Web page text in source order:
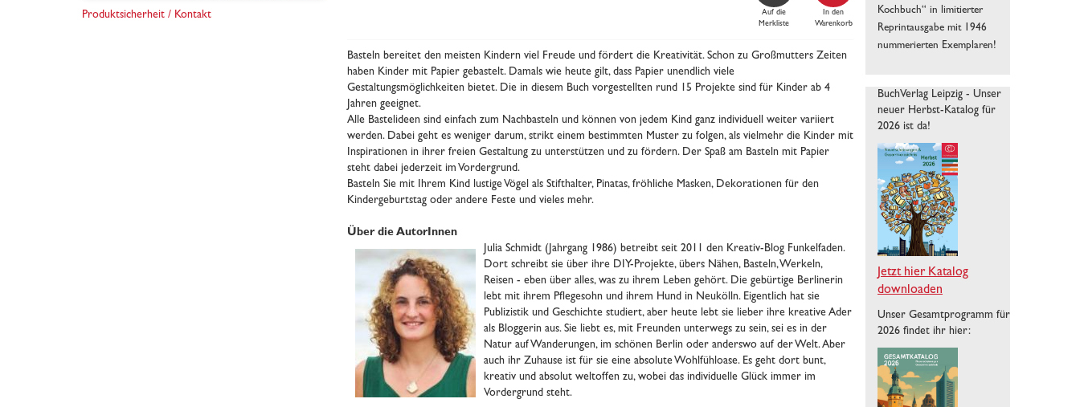
Produktsicherheit / Kontakt
Auf die
Merkliste
In den
Warenkorb
Basteln bereitet den meisten Kindern viel Freude und fördert die Kreativität. Schon zu Großmutters Zeiten
haben Kinder mit Papier gebastelt. Damals wie heute gilt, dass Papier unendlich viele
Gestaltungsmöglichkeiten bietet. Die in diesem Buch vorgestellten rund 15 Projekte sind für Kinder ab 4
Jahren geeignet.
Alle Bastelideen sind einfach zum Nachbasteln und können von jedem Kind ganz individuell weiter variiert
werden. Dabei geht es weniger darum, strikt einem bestimmten Muster zu folgen, als vielmehr die Kinder mit
Inspirationen in ihrer freien Gestaltung zu unterstützen und zu fördern. Der Spaß am Basteln mit Papier
steht dabei jederzeit im Vordergrund.
Basteln Sie mit Ihrem Kind lustige Vögel als Stifthalter, Pinatas, fröhliche Masken, Dekorationen für den
Kindergeburtstag oder andere Feste und vieles mehr.
Über die AutorInnen
Julia Schmidt (Jahrgang 1986) betreibt seit 2011 den Kreativ-Blog Funkelfaden.
Dort schreibt sie über ihre DIY-Projekte, übers Nähen, Basteln, Werkeln,
Reisen - eben über alles, was zu ihrem Leben gehört. Die gebürtige Berlinerin
lebt mit ihrem Pflegesohn und ihrem Hund in Neukölln. Eigentlich hat sie
Publizistik und Geschichte studiert, aber heute lebt sie lieber ihre kreative Ader
als Bloggerin aus. Sie liebt es, mit Freunden unterwegs zu sein, sei es in der
Natur auf Wanderungen, im schönen Berlin oder anderswo auf der Welt. Aber
auch ihr Zuhause ist für sie eine absolute Wohlfühloase. Es geht dort bunt,
kreativ und absolut weltoffen zu, wobei das individuelle Glück immer im
Vordergrund steht.
Kochbuch“ in limitierter
Reprintausgabe mit 1946
nummerierten Exemplaren!
BuchVerlag Leipzig - Unser
neuer Herbst-Katalog für
2026 ist da!
Jetzt hier Katalog
downloaden
Unser Gesamtprogramm für
2026 findet ihr hier: